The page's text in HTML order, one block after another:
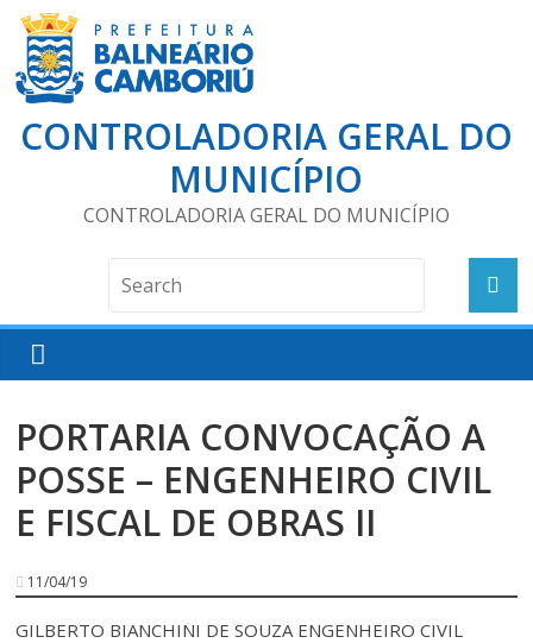
CONTROLADORIA GERAL DO
MUNICÍPIO
CONTROLADORIA GERAL DO MUNICÍPIO
PORTARIA CONVOCAÇÃO A
POSSE – ENGENHEIRO CIVIL
E FISCAL DE OBRAS II
11/04/19
GILBERTO BIANCHINI DE SOUZA ENGENHEIRO CIVIL